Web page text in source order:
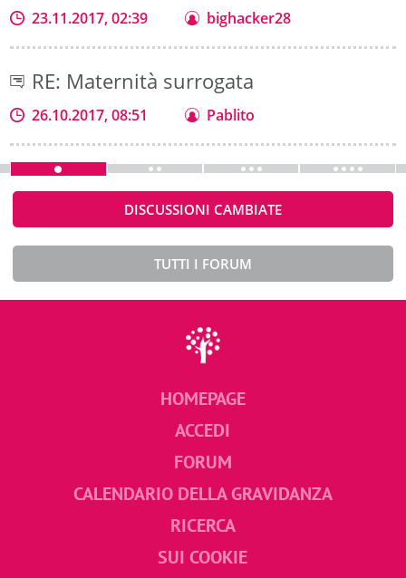
23.11.2017, 02:39 bighacker28
RE: Maternità surrogata
26.10.2017, 08:51 Pablito
DISCUSSIONI CAMBIATE
TUTTI I FORUM
HOMEPAGE
ACCEDI
FORUM
CALENDARIO DELLA GRAVIDANZA
RICERCA
SUI COOKIE